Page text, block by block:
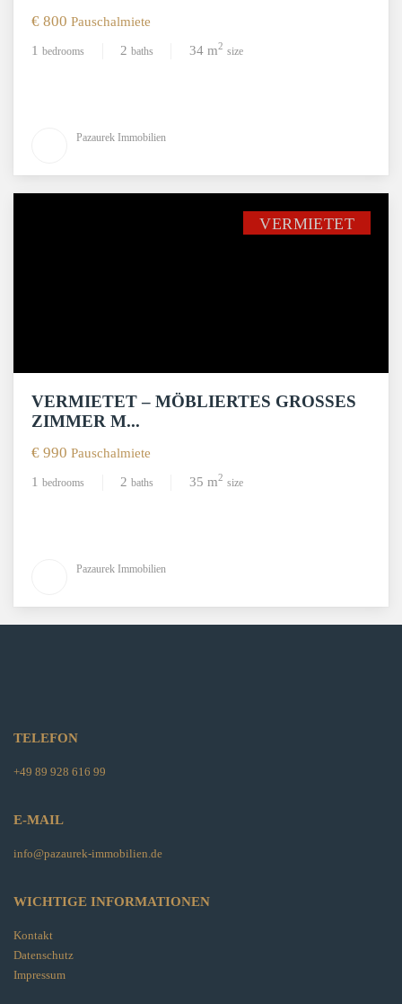
€ 800 Pauschalmiete
1 bedrooms 2 baths 34 m2 size
Pazaurek Immobilien
VERMIETET
VERMIETET – MÖBLIERTES GROSSES Z
IMMER M...
€ 990 Pauschalmiete
1 bedrooms 2 baths 35 m2 size
Pazaurek Immobilien
TELEFON
+49 89 928 616 99
E-MAIL
info@pazaurek-immobilien.de
WICHTIGE INFORMATIONEN
Kontakt
Datenschutz
Impressum